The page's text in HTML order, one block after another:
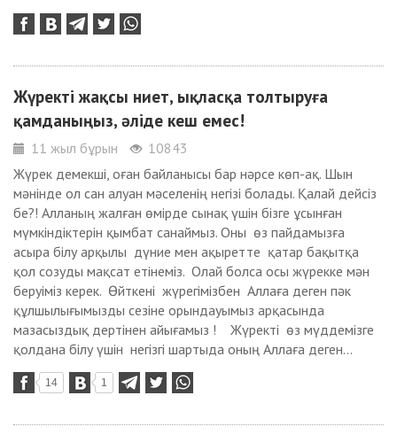
Жүректі жақсы ниет, ықласқа толтыруға
қамданыңыз, әліде кеш емес!
11 жыл бұрын
10843
Жүрек демекші, оған байланысы бар нәрсе көп-ақ. Шын
мәнінде ол сан алуан мәселенің негізі болады. Қалай дейсіз
бе?! Алланың жалған өмірде сынақ үшін бізге ұсынған
мүмкіндіктерін қымбат санаймыз. Оны өз пайдамызға
асыра білу арқылы дүние мен ақыретте қатар бақытқа
қол созуды мақсат етінеміз. Олай болса осы жүрекке мән
беруіміз керек. Өйткені жүрегімізбен Аллаға деген пәк
құлшылығымызды сезіне орындауымыз арқасында
мазасыздық дертінен айығамыз ! Жүректі өз мүддемізге
қолдана білу үшін негізгі шартыда оның Аллаға деген...
14 1